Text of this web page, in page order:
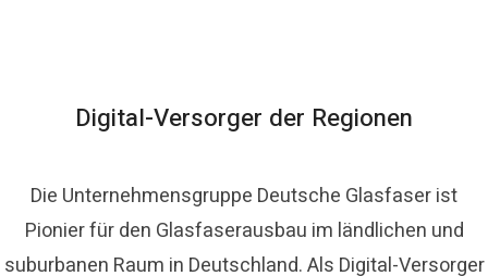
Digital-Versorger der Regionen
Die Unternehmensgruppe Deutsche Glasfaser ist
Pionier für den Glasfaserausbau im ländlichen und
suburbanen Raum in Deutschland. Als Digital-Versorger